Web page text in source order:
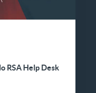
RSA Help Desk